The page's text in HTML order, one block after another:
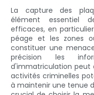
La capture des
élément essentiel
efficaces, en
péage et les zones
constituer une
précision les
d'immatriculation peut
activités criminelles
à maintenir une tenue